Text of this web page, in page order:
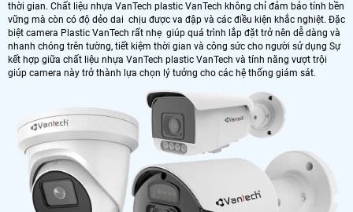
thời gian. Chất liệu nhựa VanTech plastic VanTech không chỉ đảm bảo tính bền
vững mà còn có độ dẻo dai chịu được va đập và các điều kiện khắc nghiệt. Đặc
biệt camera Plastic VanTech rất nhẹ giúp quá trình lắp đặt trở nên dễ dàng và
nhanh chóng trên tường, tiết kiệm thời gian và công sức cho người sử dụng Sự
kết hợp giữa chất liệu nhựa VanTech plastic VanTech và tính năng vượt trội
giúp camera này trở thành lựa chọn lý tưởng cho các hệ thống giám sát.